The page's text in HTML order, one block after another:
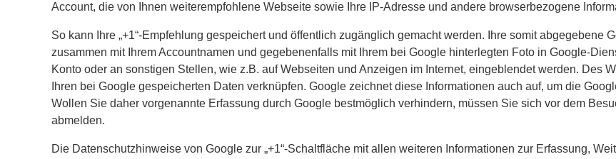
Account, die von Ihnen weiterempfohlene Webseite sowie Ihre IP-Adresse und andere browserbezogene
So kann Ihre „+1“-Empfehlung gespeichert und öffentlich zugänglich gemacht werden. Ihre somit abgegebene
zusammen mit Ihrem Accountnamen und gegebenenfalls mit Ihrem bei Google hinterlegten Foto in Google-
Konto oder an sonstigen Stellen, wie z.B. auf Webseiten und Anzeigen im Internet, eingeblendet werden. Des
Ihren bei Google gespeicherten Daten verknüpfen. Google zeichnet diese Informationen auch auf, um die
Wollen Sie daher vorgenannte Erfassung durch Google bestmöglich verhindern, müssen Sie sich vor dem
abmelden.
Die Datenschutzhinweise von Google zur „+1“-Schaltfläche mit allen weiteren Informationen zur Erfassung,